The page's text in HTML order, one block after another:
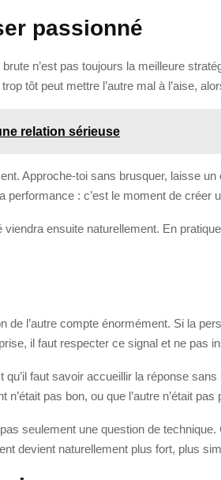
passionné
n’est pas toujours la meilleure
tôt peut mettre l’autre mal à l’aise,
relation sérieuse
Approche-toi sans brusquer, laisse
performance : c’est le moment de créer
viendra ensuite naturellement. En
de l’autre compte énormément. Si la
il faut respecter ce signal et ne pas
qu’il faut savoir accueillir la réponse
n’était pas bon, ou que l’autre n’était
seulement une question de
devient naturellement plus fort, plus